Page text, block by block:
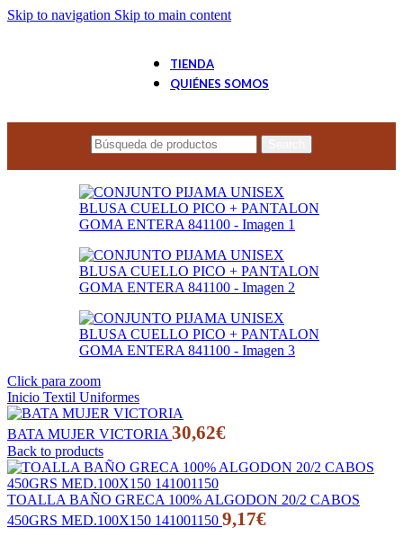
Skip to navigation Skip to main content
TIENDA
QUIÉNES SOMOS
Click para zoom
Inicio Textil Uniformes
BATA MUJER VICTORIA 30,62€
Back to products
TOALLA BAÑO GRECA 100% ALGODON 20/2 CABOS
450GRS MED.100X150 141001150 9,17€